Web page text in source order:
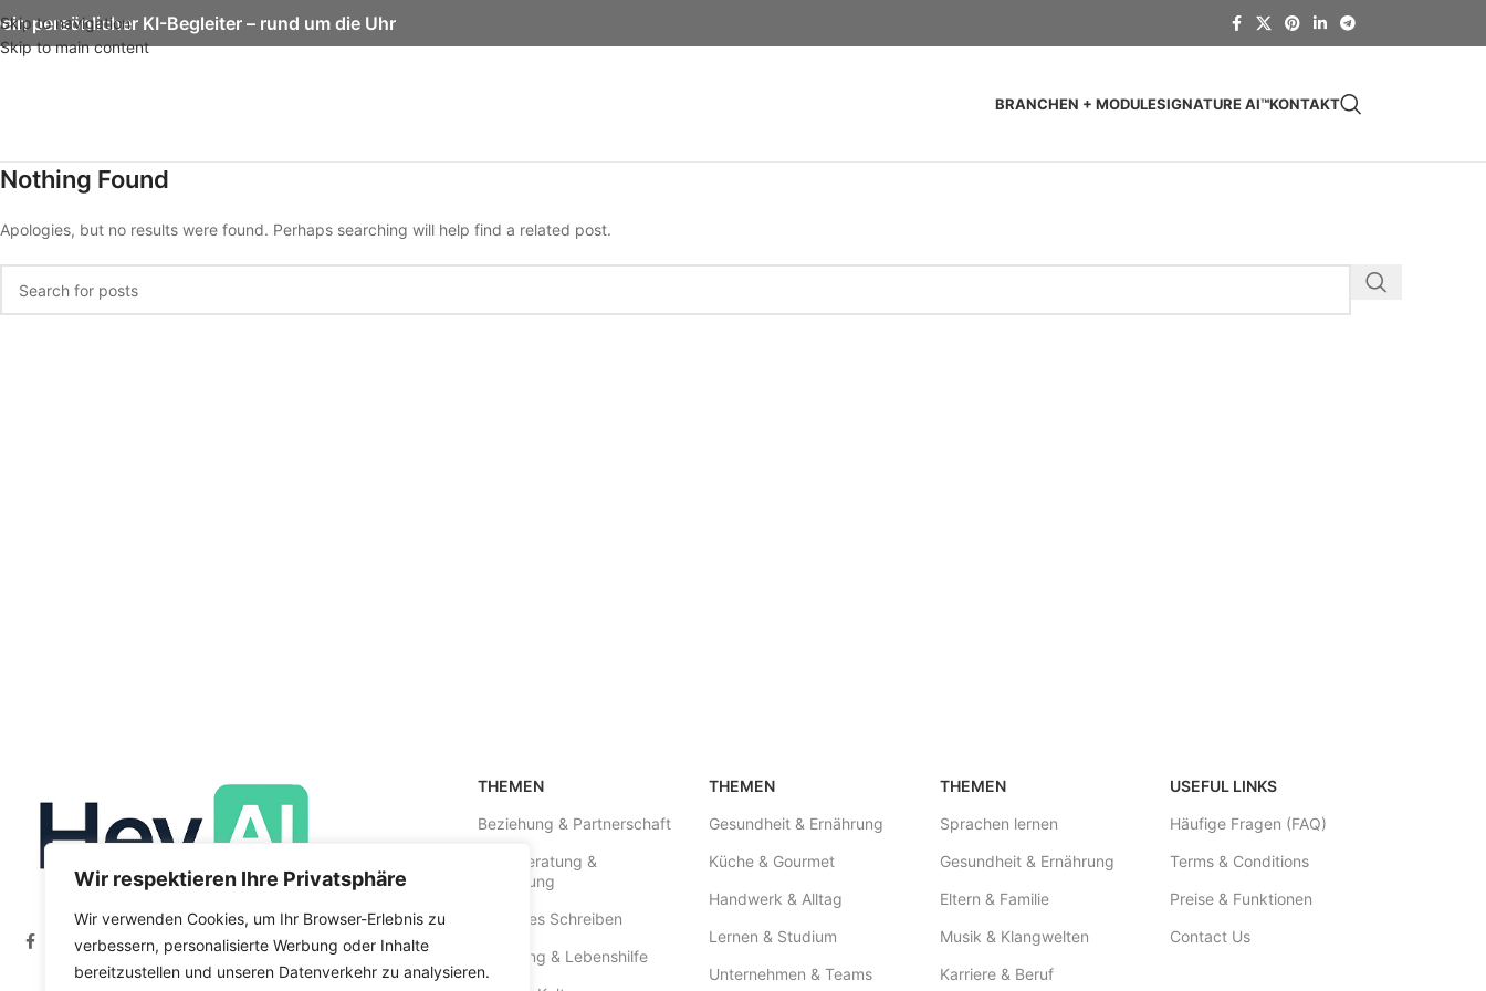
Wir respektieren Ihre Privatsphäre
Wir verwenden Cookies, um Ihr Browser-Erlebnis zu
verbessern, personalisierte Werbung oder Inhalte
bereitzustellen und unseren Datenverkehr zu analysieren.
Skip to navigation
Skip to main content
persönlicher KI-Begleiter – rund um die Uhr
BRANCHEN + MODULESIGNATURE AI™KONTAKT
Nothing Found
Apologies, but no results were found. Perhaps searching will help find a related post.
THEMEN
Beziehung & Partnerschaft
Reiseberatung &
begleitung
Kreatives Schreiben
Coaching & Lebenshilfe
THEMEN
Gesundheit & Ernährung
Küche & Gourmet
Handwerk & Alltag
Lernen & Studium
Unternehmen & Teams
THEMEN
Sprachen lernen
Gesundheit & Ernährung
Eltern & Familie
Musik & Klangwelten
Karriere & Beruf
USEFUL LINKS
Häufige Fragen (FAQ)
Terms & Conditions
Preise & Funktionen
Contact Us